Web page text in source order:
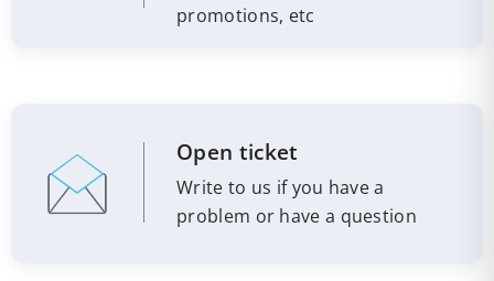
promotions, etc
Open ticket
Write to us if you have a
problem or have a question